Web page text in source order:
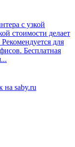
с узкой
стоимости делает
для
Бесплатная